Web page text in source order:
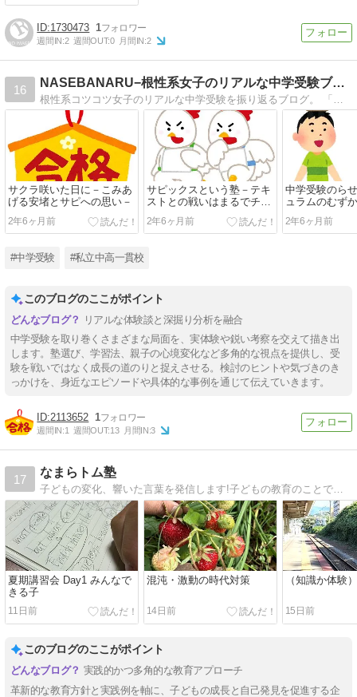
1730473 1
週間IN:2 週間OUT:0 月間IN:2
16
NASEBANARU−根性系女子のリアルな中学受験ブログ−
サクラ咲いた日に－こみあ
げる安堵とサピへの思い－
2年6ヶ月前
サピックスという塾－テキ
ストとの戦いはまるでチキ
ンレース－
2年6ヶ月前
中学受験のら
ュラムのむず
2年6ヶ月前
#中学受験 #私立中高一貫校
このブログのここがポイント
リアルな体験談と深掘り分析を融合
中学受験を取り巻くさまざまな局面を、実体験や鋭い考察を交えて描き出
します。塾選び、学習法、親子の心境変化など多角的な視点を提供し、受
験を戦いではなく成長の道のりと捉えさせる。検討のヒントや気づきのき
っかけを、身近なエピソードや具体的な事例を通じて伝えていきます。
2113652 1
週間IN:1 週間OUT:13 月間IN:3
17
なまらトム塾
子どもの変化、響いた言葉を発信します!子どもの教育のことでお役にたてればと思います。
夏期講習会 Day1 みんなで
きる子
11日前
混沌・激動の時代対策
14日前
（知識か体験
15日前
このブログのここがポイント
実践的かつ多角的な教育アプローチ
革新的な教育方針と実践例を軸に、子どもの成長と自己発見を促進する企